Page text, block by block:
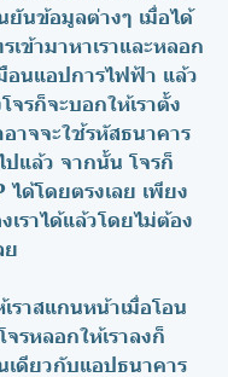
ยันข้อมูลต่างๆ เมื่อได้
ข้ามาหาเราและหลอก
อนแอปการไฟฟ้า แล้ว
รก็จะบอกให้เราตั้ง
าจจะใช้รหัสธนาคาร
ปแล้ว จากนั้น โจรก็
ได้โดยตรงเลย เพียง
ราได้แล้วโดยไม่ต้อง
ย
ราสแกนหน้าเมื่อโอน
รหลอกให้เราลงก็
ดียวกับแอปธนาคาร